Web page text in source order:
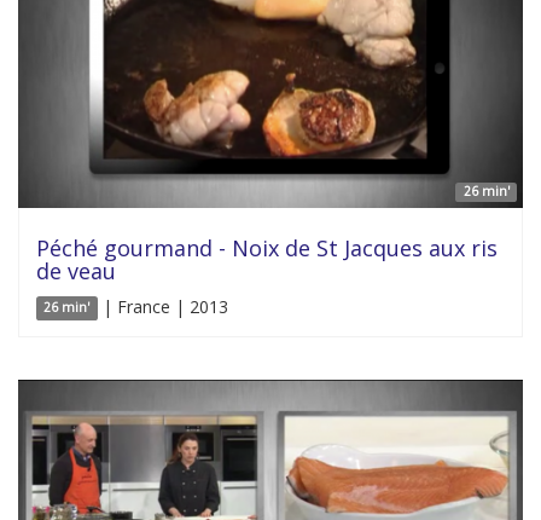
26 min'
Péché gourmand - Noix de St Jacques aux ris
de veau
26 min' | France | 2013